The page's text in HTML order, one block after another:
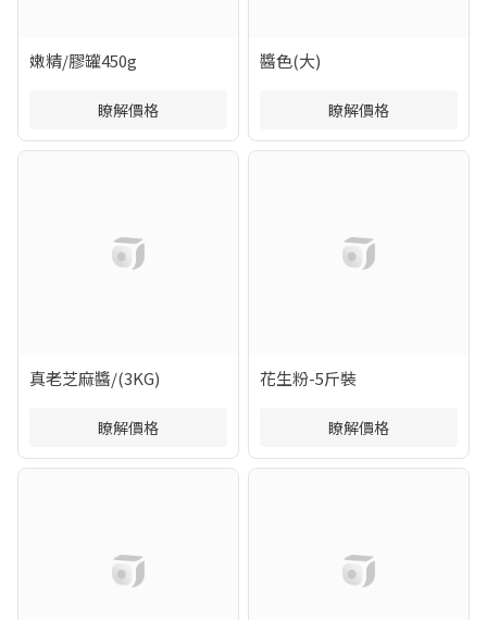
嫩精/膠罐450g
瞭解價格
醬色(大)
瞭解價格
真老芝麻醬/(3KG)
瞭解價格
花生粉-5斤裝
瞭解價格